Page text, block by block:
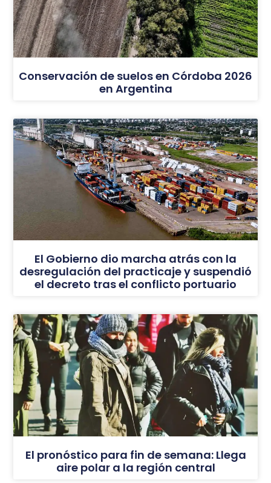
Conservación de suelos en Córdoba 2026
en Argentina
El Gobierno dio marcha atrás con la
desregulación del practicaje y suspendió
el decreto tras el conflicto portuario
El pronóstico para fin de semana: Llega
aire polar a la región central